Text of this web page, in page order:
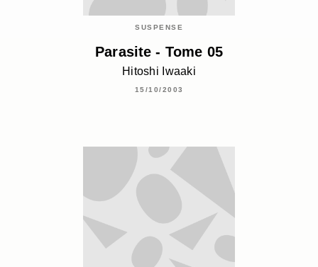
SUSPENSE
Parasite - Tome 05
Hitoshi Iwaaki
15/10/2003